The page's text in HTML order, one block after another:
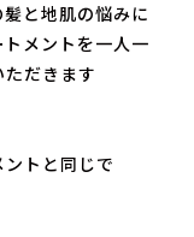
と地肌の悩みに
メントを一人一
だきます
トと同じで